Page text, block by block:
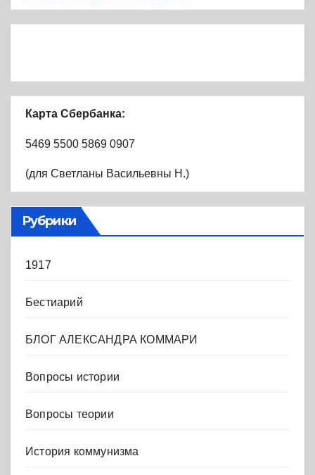
Карта Сбербанка:
5469 5500 5869 0907
(для Светланы Васильевны Н.)
Рубрики
1917
Бестиарий
БЛОГ АЛЕКСАНДРА КОММАРИ
Вопросы истории
Вопросы теории
История коммунизма